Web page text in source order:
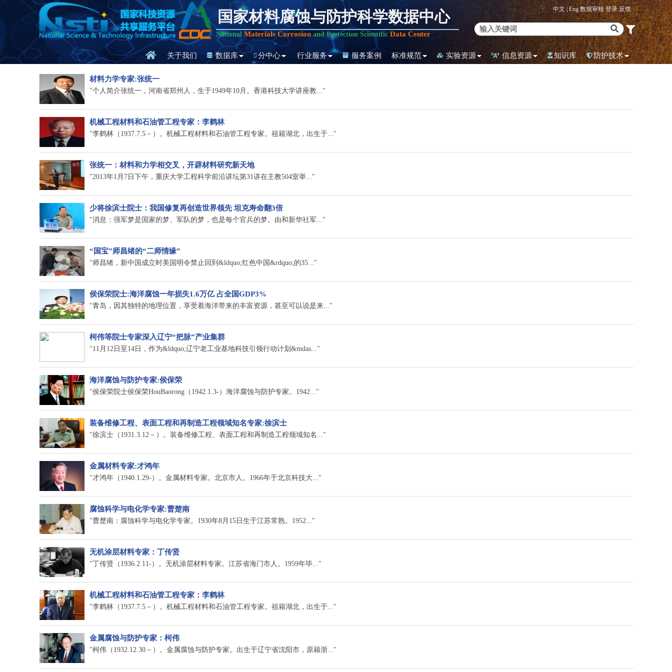
国家材料腐蚀与防护科学数据中心
National Materials Corrosionand Protection Scientific Data Center
中文 |Eng 数据审核登录反馈
关于我们 数据库 分中心 行业服务 服务案例 标准规范 实验资源 信息资源 知识库 防护技术
材料力学专家:张统一
"个人简介张统一，河南省郑州人，生于1949年10月。香港科技大学讲座教..."
机械工程材料和石油管工程专家：李鹤林
"李鹤林（1937.7.5－）。机械工程材料和石油管工程专家。祖籍湖北，出生于..."
张统一：材料和力学相交叉，开辟材料研究新天地
"2013年1月7日下午，重庆大学工程科学前沿讲坛第31讲在主教504室举..."
少将徐滨士院士：我国修复再创造世界领先 坦克寿命翻3倍
"消息：强军梦是国家的梦、军队的梦，也是每个官兵的梦。由和新华社军..."
“国宝”师昌绪的“二师情缘”
"师昌绪，新中国成立时美国明令禁止回到&ldquo;红色中国&rdquo;的35..."
侯保荣院士:海洋腐蚀一年损失1.6万亿 占全国GDP3%
"青岛，因其独特的地理位置，享受着海洋带来的丰富资源，甚至可以说是来..."
柯伟等院士专家深入辽宁“把脉”产业集群
"11月12日至14日，作为&ldquo;辽宁老工业基地科技引领行动计划&mdas..."
海洋腐蚀与防护专家:侯保荣
"侯保荣院士侯保荣HouBaorong（1942.1.3-）海洋腐蚀与防护专家。1942..."
装备维修工程、表面工程和再制造工程领域知名专家:徐滨士
"徐滨士（1931.3.12－）。装备维修工程、表面工程和再制造工程领域知名..."
金属材料专家:才鸿年
"才鸿年（1940.1.29-）。金属材料专家。北京市人。1966年于北京科技大..."
腐蚀科学与电化学专家:曹楚南
"曹楚南：腐蚀科学与电化学专家。1930年8月15日生于江苏常熟。1952..."
无机涂层材料专家：丁传贤
"丁传贤（1936.2.11-）。无机涂层材料专家。江苏省海门市人。1959年毕..."
机械工程材料和石油管工程专家：李鹤林
"李鹤林（1937.7.5－）。机械工程材料和石油管工程专家。祖籍湖北，出生于..."
金属腐蚀与防护专家：柯伟
"柯伟（1932.12.30－）。金属腐蚀与防护专家。出生于辽宁省沈阳市，原籍浙..."